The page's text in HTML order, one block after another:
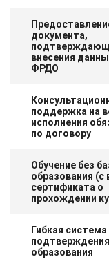
документа,
внесения
ФРДО
поддержка на
исполнения
по договору
Обучение без
образования (с
сертификата о
прохождении
Гибкая система
образования
Мессенджеры
Свяжитесь с
Vkontakte